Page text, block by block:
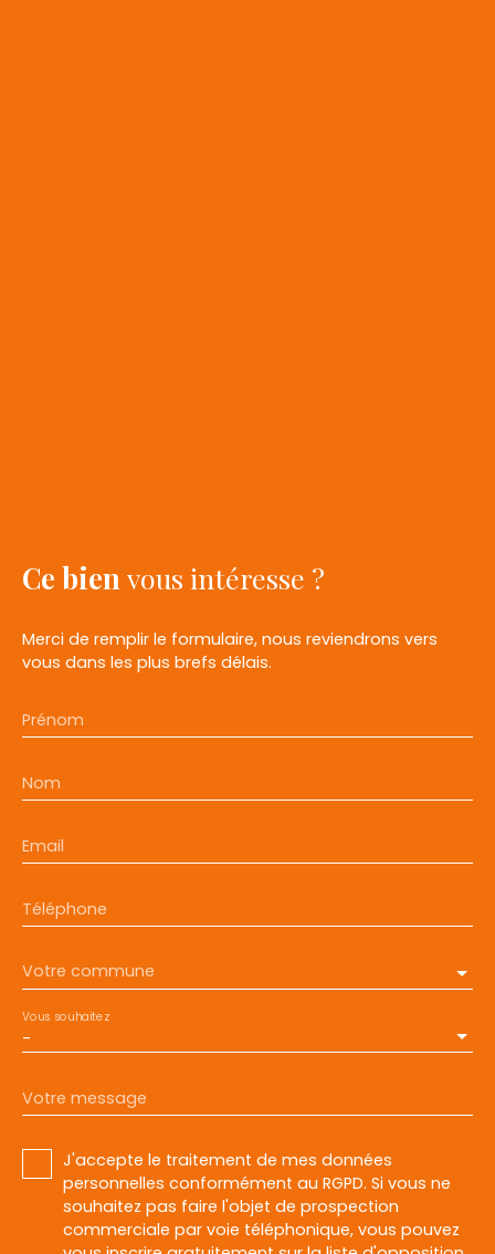
Ce bien vous intéresse ?
Merci de remplir le formulaire, nous reviendrons vers
vous dans les plus brefs délais.
Prénom
Nom
Email
Téléphone
Votre commune
-
Vous souhaitez
Votre message
J'accepte le traitement de mes données
personnelles conformément au RGPD. Si vous ne
souhaitez pas faire l'objet de prospection
commerciale par voie téléphonique, vous pouvez